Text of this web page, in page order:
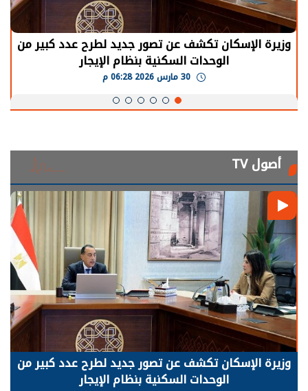
وزيرة الإسكان تكشف عن تصور جديد لطرح عدد كبير من
الوحدات السكنية بنظام الإيجار
أصول TV
وزيرة الإسكان تكشف عن تصور جديد لطرح عدد كبير من
الوحدات السكنية بنظام الإيجار